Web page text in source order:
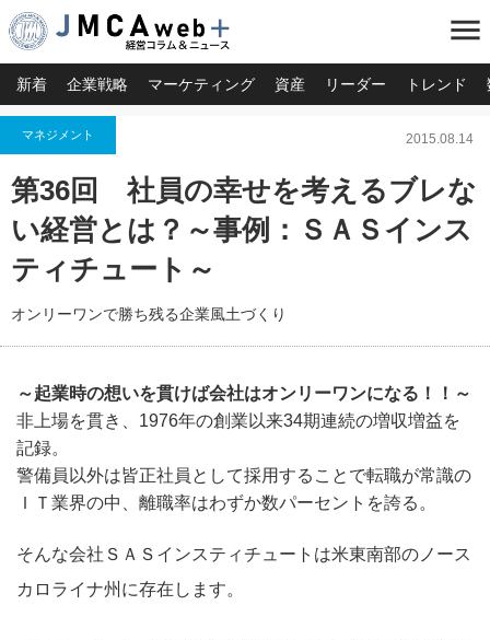
menu
新着 企業戦略 マーケティング 資産 リーダー トレンド
マネジメント 2015.08.14
第36回 社員の幸せを考えるブレな
い経営とは？～事例：ＳＡＳインス
ティチュート～
オンリーワンで勝ち残る企業風土づくり
～起業時の想いを貫けば会社はオンリーワンになる！！～
非上場を貫き、1976年の創業以来34期連続の増収増益を
記録。
警備員以外は皆正社員として採用することで転職が常識の
ＩＴ業界の中、離職率はわずか数パーセントを誇る。
そんな会社ＳＡＳインスティチュートは米東南部のノース
カロライナ州に存在します。